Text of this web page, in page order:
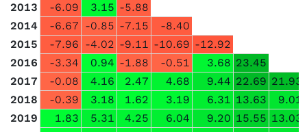
2013
-6.09 3.15 -5.88
2014
-6.67 -0.85 -7.15
-8.40
2015
-7.96 -4.02 -9.11 -10.69 -12.92
2016
-3.34 0.94 -1.88 -0.51 3.68 23.45
2017
-0.08 4.16 2.47 4.68 9.44 22.69 21.93
2018
-0.39 3.18 1.62 3.19 6.31 13.63
9.01
2019
1.83 5.31 4.25 6.04 9.20 15.55 13.03